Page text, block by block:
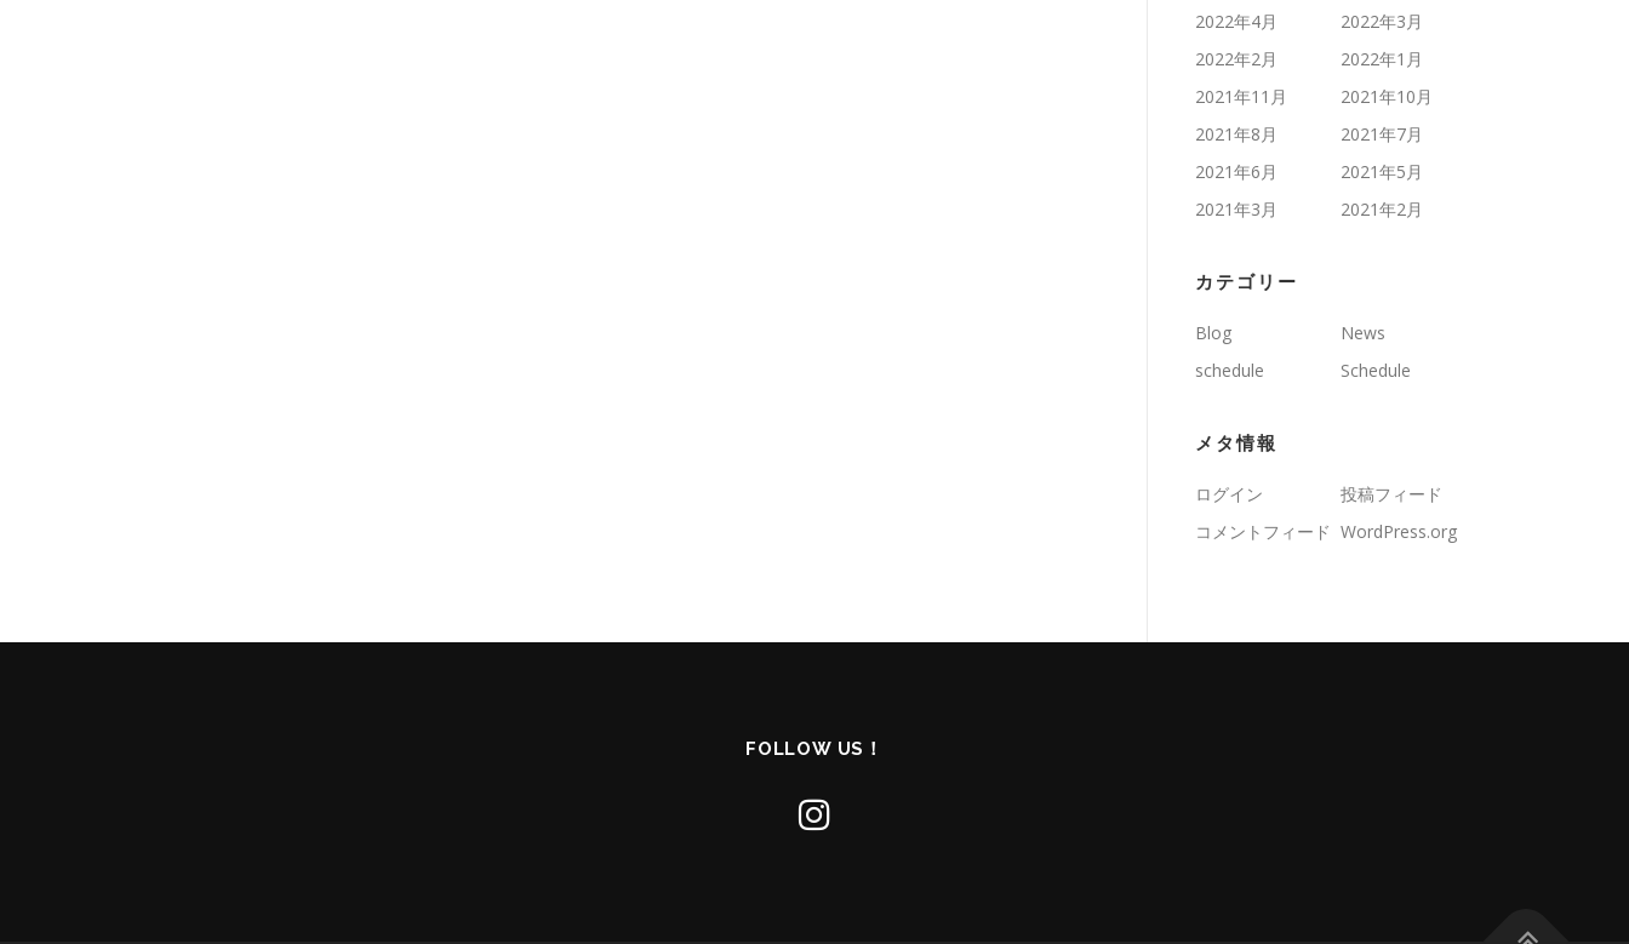
2022年4月
2022年3月
2022年2月
2022年1月
2021年11月
2021年10月
2021年8月
2021年7月
2021年6月
2021年5月
2021年3月
2021年2月
カテゴリー
Blog
News
schedule
Schedule
メタ情報
ログイン
投稿フィード
コメントフィード WordPress.org
FOLLOW US！